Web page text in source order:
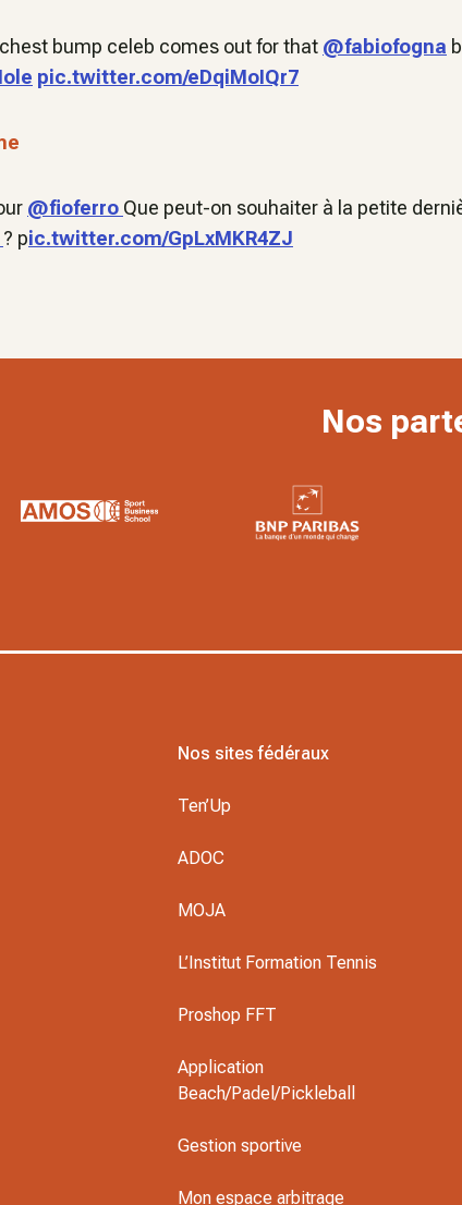
bump celeb comes out for that @fabiofogna
pic.twitter.com/eDqiMoIQr7
@fioferro Que peut-on souhaiter à la petite
? pic.twitter.com/GpLxMKR4ZJ
Nos
Nos sites fédéraux
Ten’Up
ADOC
MOJA
L’Institut Formation Tennis
Proshop FFT
Application
Beach/Padel/Pickleball
Gestion sportive
Mon espace arbitrage